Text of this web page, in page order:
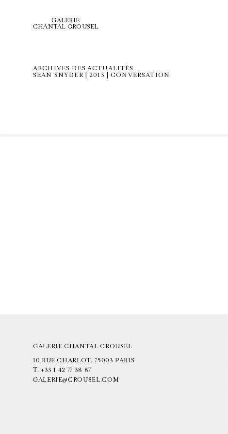
GALERIE
CHANTAL CROUSEL
ARCHIVES DES ACTUALITÉS
SEAN SNYDER | 2013 | CONVERSATION
GALERIE CHANTAL CROUSEL
10 RUE CHARLOT, 75003 PARIS
T. +33 1 42 77 38 87
GALERIE@CROUSEL.COM